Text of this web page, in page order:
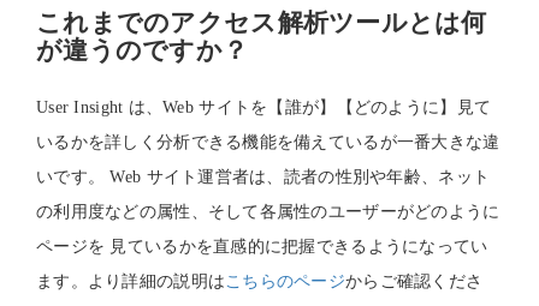
これまでのアクセス解析ツールとは何
が違うのですか？
User Insight は、Web サイトを【誰が】【どのように】見て
いるかを詳しく分析できる機能を備えているが一番大きな違
いです。 Web サイト運営者は、読者の性別や年齢、ネット
の利用度などの属性、そして各属性のユーザーがどのように
ページを 見ているかを直感的に把握できるようになってい
ます。より詳細の説明はこちらのページからご確認くださ